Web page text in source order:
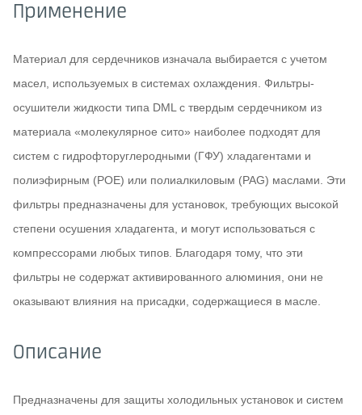
Применение
Материал для сердечников изначала выбирается с учетом
масел, используемых в системах охлаждения. Фильтры-
осушители жидкости типа DML с твердым сердечником из
материала «молекулярное сито» наиболее подходят для
систем с гидрофторуглеродными (ГФУ) хладагентами и
полиэфирным (РОЕ) или полиалкиловым (PAG) маслами. Эти
фильтры предназначены для установок, требующих высокой
степени осушения хладагента, и могут использоваться с
компрессорами любых типов. Благодаря тому, что эти
фильтры не содержат активированного алюминия, они не
оказывают влияния на присадки, содержащиеся в масле.
Описание
Предназначены для защиты холодильных установок и систем